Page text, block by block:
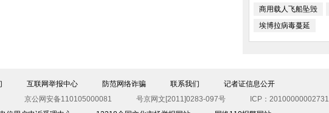
商用载人飞船坠毁
埃博拉病毒蔓延
互联网举报中心 防范网络诈骗 联系我们
记者证信息公开
京公网安备110105000081
号京网文[2011]0283-097号
ICP：20100000002731